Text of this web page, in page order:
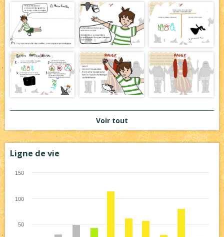
Voir tout
Ligne de vie
50
100
150